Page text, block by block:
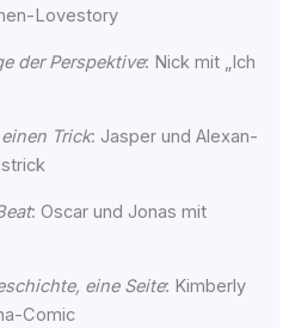
Lovestory
der Per­spek­ti­ve: Nick mit „Ich
Trick: Jas­per und Alex­an­
: Oscar und Jonas mit
eine Sei­te: Kim­ber­ly
Comic